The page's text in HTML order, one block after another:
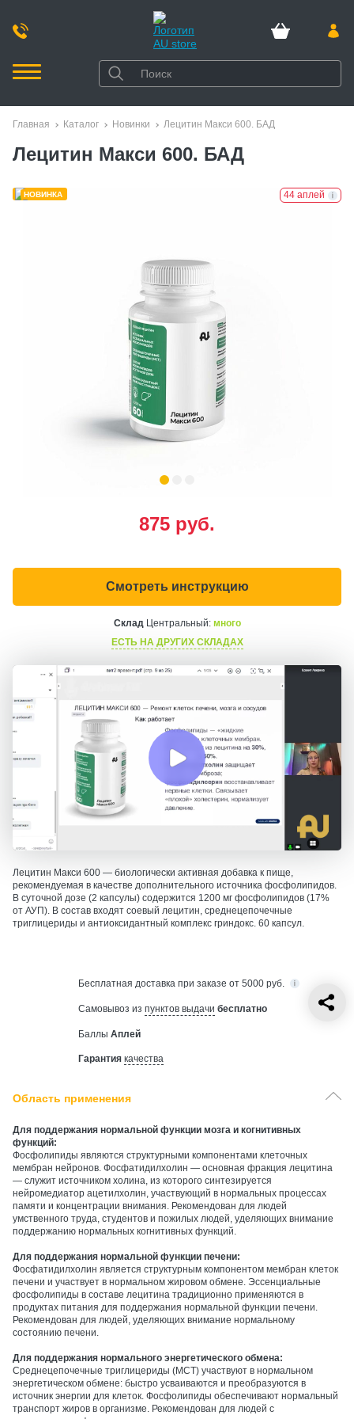
Главная Каталог Новинки Лецитин Макси 600. БАД
Лецитин Макси 600. БАД
44 аплей
Лецитин Макси 600 — биологически активная добавка к пище,
рекомендуемая в качестве дополнительного источника фосфолипидов.
В суточной дозе (2 капсулы) содержится 1200 мг фосфолипидов (17%
от АУП). В состав входят соевый лецитин, среднецепочечные
триглицериды и антиоксидантный комплекс гриндокс. 60 капсул.
875 руб.
Смотреть инструкцию
СкладЦентральный: много
ЕСТЬ НА ДРУГИХ СКЛАДАХ
Бесплатная доставка при заказе от 5000 руб.
Самовывоз из пунктов выдачи бесплатно
Баллы Аплей
Гарантия качества
Область применения
Для поддержания нормальной функции мозга и когнитивных
функций:
Фосфолипиды являются структурными компонентами клеточных
мембран нейронов. Фосфатидилхолин — основная фракция лецитина
— служит источником холина, из которого синтезируется
нейромедиатор ацетилхолин, участвующий в нормальных процессах
памяти и концентрации внимания. Рекомендован для людей
умственного труда, студентов и пожилых людей, уделяющих внимание
поддержанию нормальных когнитивных функций.
Для поддержания нормальной функции печени:
Фосфатидилхолин является структурным компонентом мембран клеток
печени и участвует в нормальном жировом обмене. Эссенциальные
фосфолипиды в составе лецитина традиционно применяются в
продуктах питания для поддержания нормальной функции печени.
Рекомендован для людей, уделяющих внимание нормальному
состоянию печени.
Для поддержания нормального энергетического обмена:
Среднецепочечные триглицериды (МСТ) участвуют в нормальном
энергетическом обмене: быстро усваиваются и преобразуются в
источник энергии для клеток. Фосфолипиды обеспечивают нормальный
транспорт жиров в организме. Рекомендован для людей с